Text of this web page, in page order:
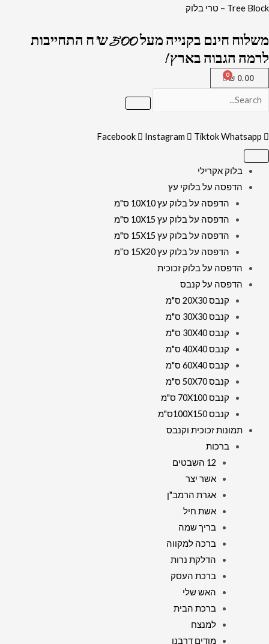
דילוג
Tree Block – טרי בלוק
משלוח חינם בקנייה מעל 500 ש"ח התחייבות
לרמה הגבוה בארץ !
0.00
₪
Facebook Instagram TiktokWhatsapp
בלוק אקרילי
הדפסה על בלוקי עץ
הדפסה על בלוק עץ 10X10 ס"מ
הדפסה על בלוק עץ 10X15 ס"מ
הדפסה על בלוק עץ 15X15 ס"מ
הדפסה על בלוק עץ 15X20 ס”מ
הדפסה על בלוק זכוכית
הדפסה על קנבס
קנבס 20X30 ס"מ
קנבס 30X30 ס"מ
קנבס 30X40 ס"מ
קנבס 40X40 ס"מ
קנבס 60X40 ס"מ
קנבס 50X70 ס"מ
קנבס 70X100 ס"מ
קנבס 100X150ס"מ
תמונות זכוכית וקנבס
ברכות
12 השבטים
אשר יצר
אגרת הרמב"ן
אשת חיל
בריך שמה
ברכה למקווה
הדלקת נרות
ברכת העסק
האש שלי
ברכת הבית
למנצח
מודים דרבנן
כמות
2311
-
פטום
הקטורת
רקע
דמוי
קלף
להדפסה
קנבס
זכוכית